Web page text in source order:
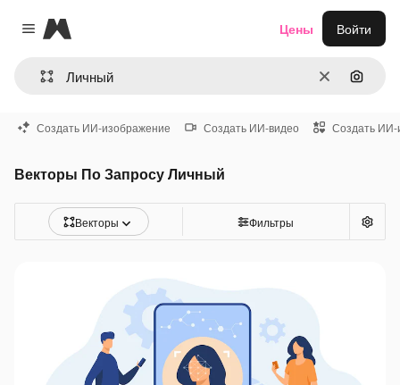
Close menu
Magnific
ОчиститьПоиск
Цены Войти
Создать ИИ-изображение Создать ИИ-видео Создать ИИ-
Векторы По Запросу Личный
Векторы Фильтры